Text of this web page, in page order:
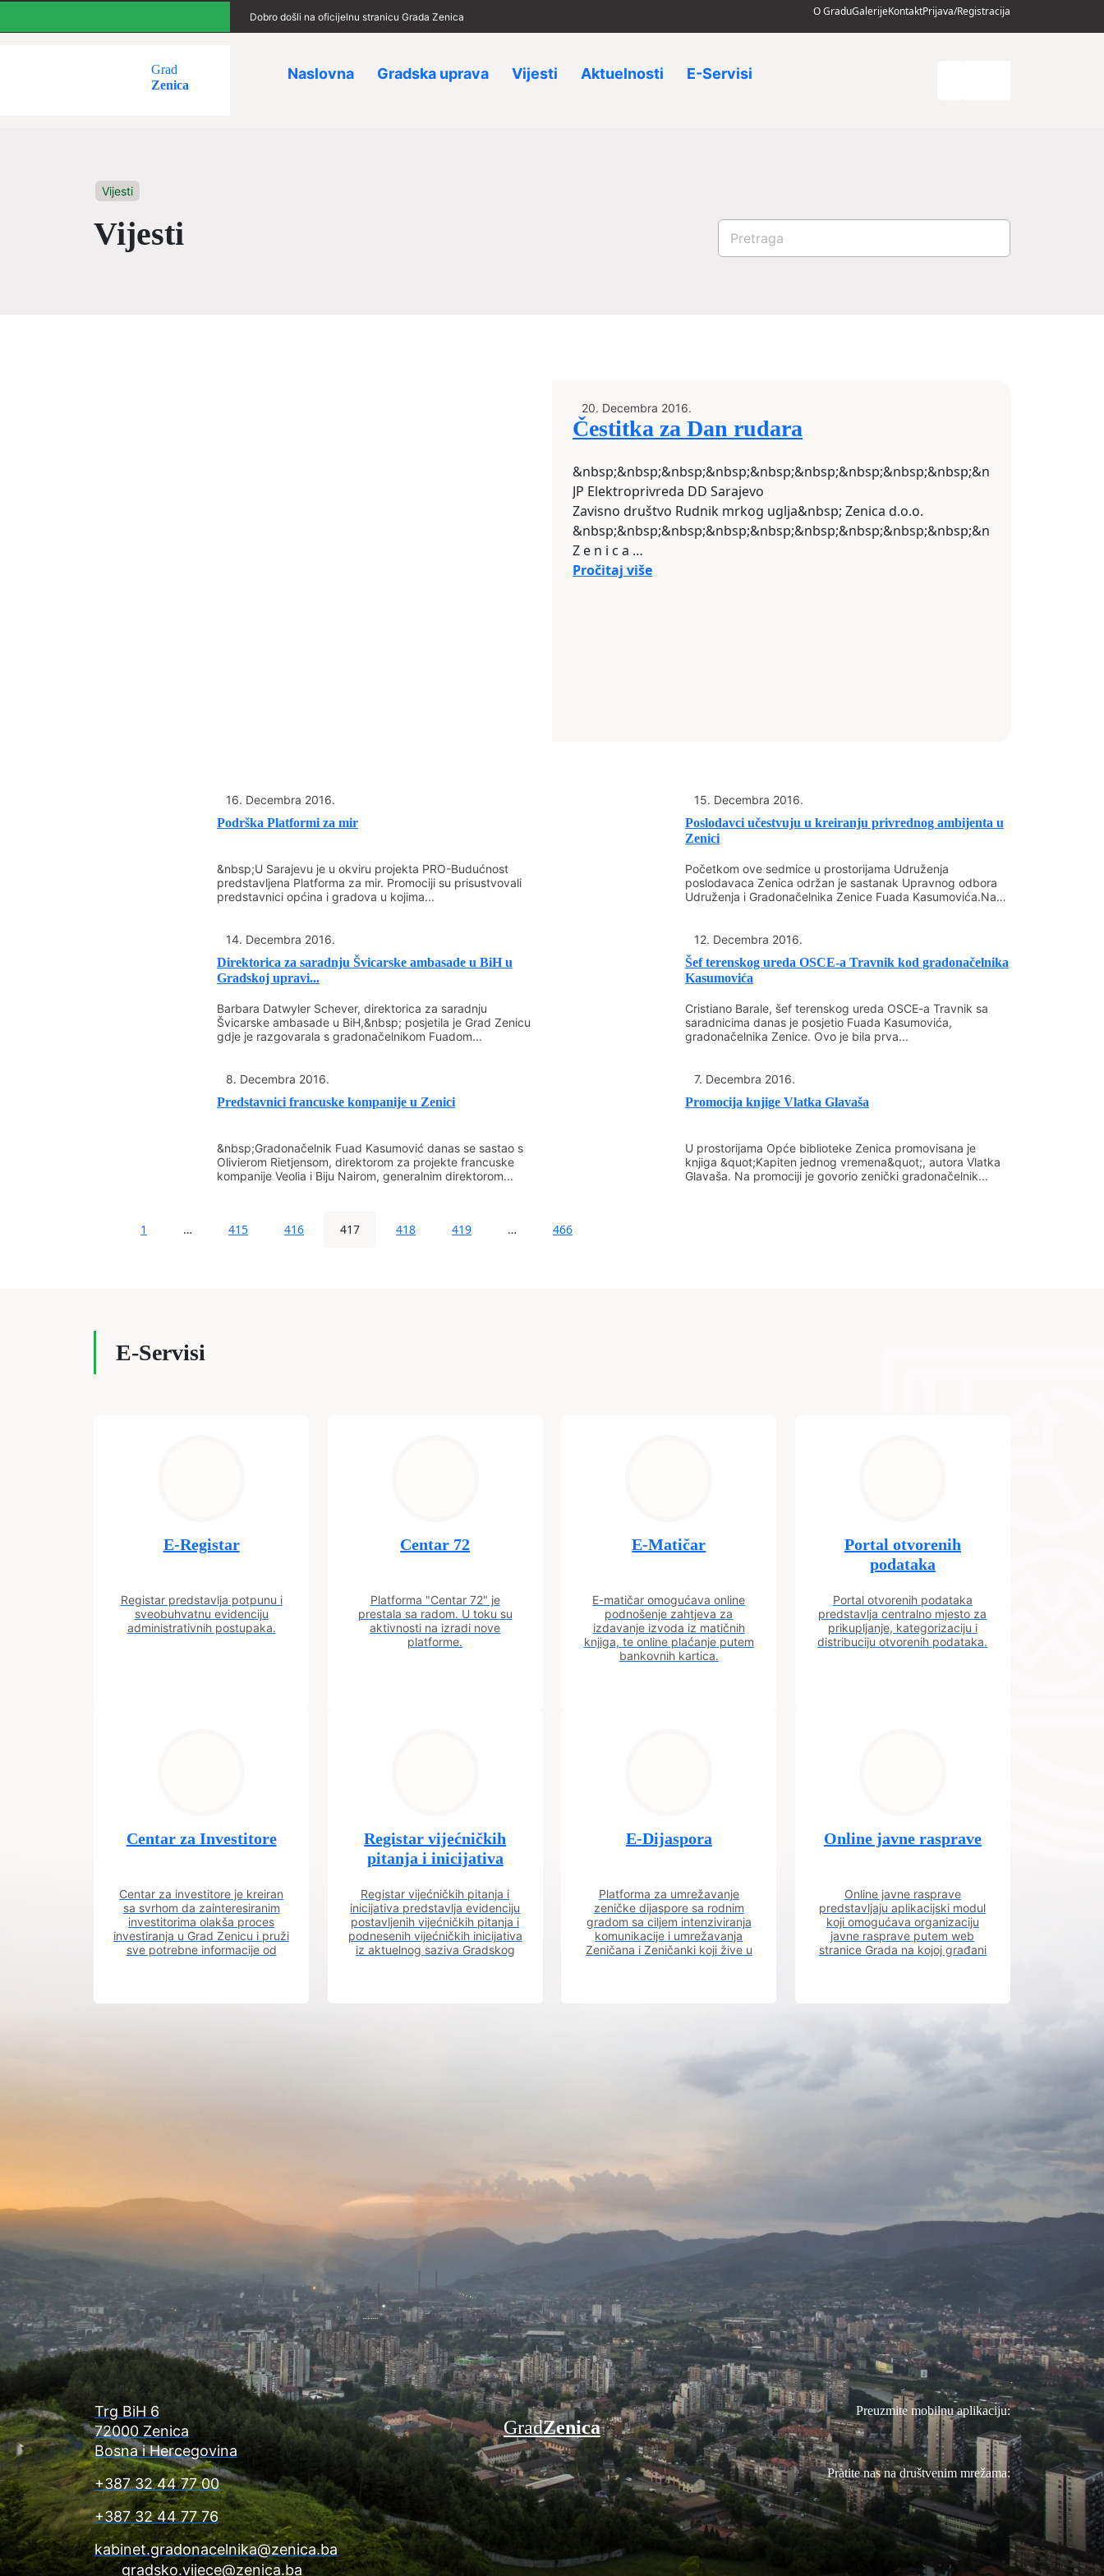
Dobro došli na oficijelnu stranicu Grada Zenica O GraduGalerijeKontaktPrijava/Registracija
Grad
Zenica
Naslovna Gradska uprava Vijesti Aktuelnosti E-Servisi
Vijesti
Vijesti
20. Decembra 2016.
Čestitka za Dan rudara
JP Elektroprivreda DD Sarajevo
Zavisno društvo Rudnik mrkog uglja&nbsp; Zenica d.o.o.
Z e n i c a
&nbsp;&nbsp;&nbsp;&nbsp;&nbsp;&nbsp;&nbsp;&nbsp; Nisvet
Iskreno se nadamo da će&nbsp; Rudnik mrkog uglja Zenica u
narednom periodu, uprkos teškim vremenima, ostvariti planirane
razvojne ciljeve koji će&nbsp; poboljšati prije svega radne uslove, a
onda&nbsp; i standard rudara i njihovih porodica.
&nbsp; &nbsp; &nbsp; &nbsp; &nbsp; &nbsp; &nbsp; &nbsp;
&nbsp; &nbsp; &nbsp; &nbsp; &nbsp; &nbsp; &nbsp; &nbsp;
&nbsp; &nbsp; &nbsp;&nbsp; SANJA RENIĆ
Pročitaj više
16. Decembra 2016.
Podrška Platformi za mir
&nbsp;U Sarajevu je u okviru projekta PRO-Budućnost
predstavljena Platforma za mir. Promociji su prisustvovali
predstavnici općina i gradova u kojima...
15. Decembra 2016.
Poslodavci učestvuju u kreiranju privrednog ambijenta u
Zenici
Početkom ove sedmice u prostorijama Udruženja
poslodavaca Zenica održan je sastanak Upravnog odbora
Udruženja i Gradonačelnika Zenice Fuada Kasumovića.Na
14. Decembra 2016.
Direktorica za saradnju Švicarske ambasade u BiH u
Gradskoj upravi...
Barbara Datwyler Schever, direktorica za saradnju
Švicarske ambasade u BiH,&nbsp; posjetila je Grad Zenicu
gdje je razgovarala s gradonačelnikom Fuadom...
12. Decembra 2016.
Šef terenskog ureda OSCE-a Travnik kod gradonačelnika
Kasumovića
Cristiano Barale, šef terenskog ureda OSCE-a Travnik sa
saradnicima danas je posjetio Fuada Kasumovića,
gradonačelnika Zenice. Ovo je bila prva...
8. Decembra 2016.
Predstavnici francuske kompanije u Zenici
&nbsp;Gradonačelnik Fuad Kasumović danas se sastao s
Olivierom Rietjensom, direktorom za projekte francuske
kompanije Veolia i Biju Nairom, generalnim direktorom...
7. Decembra 2016.
Promocija knjige Vlatka Glavaša
U prostorijama Opće biblioteke Zenica promovisana je
knjiga &quot;Kapiten jednog vremena&quot;, autora Vlatka
Glavaša. Na promociji je govorio zenički gradonačelnik...
1 … 415 416 417 418 419 … 466
E-Servisi
E-Registar
Registar predstavlja potpunu i
sveobuhvatnu evidenciju
administrativnih postupaka.
Centar 72
Platforma "Centar 72" je
prestala sa radom. U toku su
aktivnosti na izradi nove
platforme.
E-Matičar
E-matičar omogućava online
podnošenje zahtjeva za
izdavanje izvoda iz matičnih
knjiga, te online plaćanje putem
bankovnih kartica.
Portal otvorenih
podataka
Portal otvorenih podataka
predstavlja centralno mjesto za
prikupljanje, kategorizaciju i
distribuciju otvorenih podataka.
Centar za Investitore
Centar za investitore je kreiran
sa svrhom da zainteresiranim
investitorima olakša proces
investiranja u Grad Zenicu i pruži
sve potrebne informacije od
Registar vijećničkih
pitanja i inicijativa
Registar vijećničkih pitanja i
inicijativa predstavlja evidenciju
postavljenih vijećničkih pitanja i
podnesenih vijećničkih inicijativa
iz aktuelnog saziva Gradskog
E-Dijaspora
Platforma za umrežavanje
zeničke dijaspore sa rodnim
gradom sa ciljem intenziviranja
komunikacije i umrežavanja
Zeničana i Zeničanki koji žive u
Online javne rasprave
Online javne rasprave
predstavljaju aplikacijski modul
koji omogućava organizaciju
javne rasprave putem web
stranice Grada na kojoj građani
Trg BiH 6
72000 Zenica
Bosna i Hercegovina
+387 32 44 77 00
+387 32 44 77 76
kabinet.gradonacelnika@zenica.ba
gradsko.vijece@zenica.ba
GradZenica
Preuzmite mobilnu aplikaciju:
Pratite nas na društvenim mrežama: